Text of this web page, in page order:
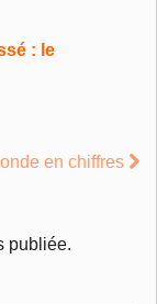
: le
en chiffres
publiée.